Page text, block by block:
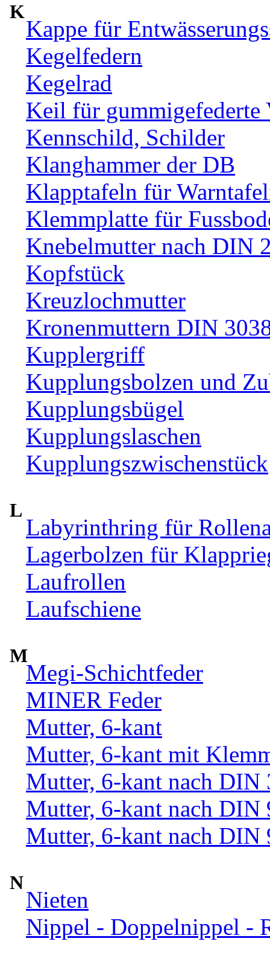
K
Kappe für
Kegelfedern
Kegelrad
Keil für gummigefederte
Kennschild, Schilder
Klanghammer der DB
Klapptafeln für
Klemmplatte für
Knebelmutter nach DIN
Kopfstück
Kreuzlochmutter
Kronenmuttern DIN
Kupplergriff
Kupplungsbolzen und
Kupplungsbügel
Kupplungslaschen
Kupplungszwischenstück
L
Labyrinthring für
Lagerbolzen für
Laufrollen
Laufschiene
M
Megi-Schichtfeder
MINER Feder
Mutter, 6-kant
Mutter, 6-kant mit
Mutter, 6-kant nach DIN
Mutter, 6-kant nach DIN
Mutter, 6-kant nach DIN
N
Nieten
Nippel - Doppelnippel -